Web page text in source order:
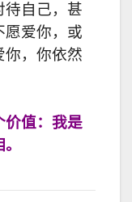
待自己，甚
愿爱你，或
你，你依然
价值：我是